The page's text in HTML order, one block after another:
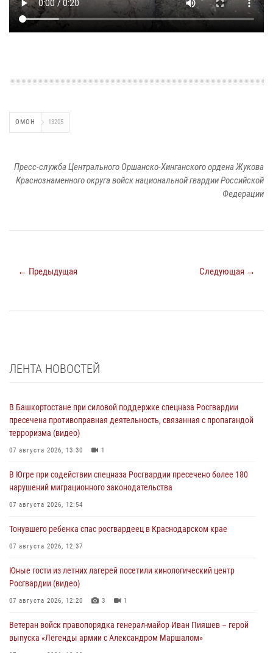
ОМОН 13205
Пресс-служба Центрального Оршанско-Хинганского ордена Жукова
Краснознаменного округа войск национальной гвардии Российской
Федерации
← Предыдущая Следующая →
ЛЕНТА НОВОСТЕЙ
В Башкортостане при силовой поддержке спецназа Росгвардии
пресечена противоправная деятельность, связанная с пропагандой
терроризма (видео)
07 августа 2026, 13:30 1
В Югре при содействии спецназа Росгвардии пресечено более 180
нарушений миграционного законодательства
07 августа 2026, 12:54
Тонувшего ребенка спас росгвардеец в Краснодарском крае
07 августа 2026, 12:37
Юные гости из летних лагерей посетили кинологический центр
Росгвардии (видео)
07 августа 2026, 12:20 3 1
Ветеран войск правопорядка генерал-майор Иван Пияшев – герой
выпуска «Легенды армии с Александром Маршалом»